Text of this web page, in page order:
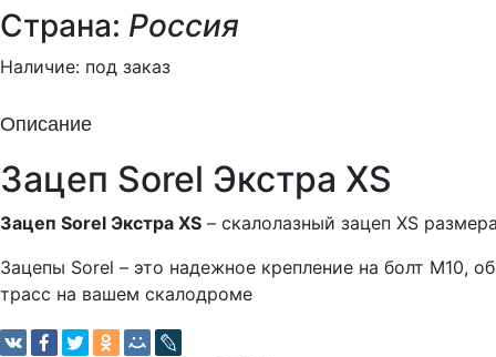
Страна: Россия
Наличие: под заказ
Описание
Зацеп Sorel Экстра XS
Зацеп Sorel Экстра XS – скалолазный зацеп XS
Зацепы Sorel – это надежное крепление на болт М10,
трасс на вашем скалодроме